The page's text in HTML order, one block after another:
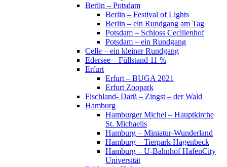
Berlin – Potsdam
Berlin – Festival of Lights
Berlin – ein Rundgang am Tag
Potsdam – Schloss Cecilienhof
Potsdam – ein Rundgang
Celle – ein kleiner Rundgang
Edersee – Füllstand 11 %
Erfurt
Erfurt – BUGA 2021
Erfurt Zoopark
Fischland- Darß – Zingst – der Wald
Hamburg
Hamburger Michel – Hauptkirche
St. Michaelis
Hamburg – Miniatur-Wunderland
Hamburg – Tierpark Hagenbeck
Hamburg – U-Bahnhof HafenCity
Universität